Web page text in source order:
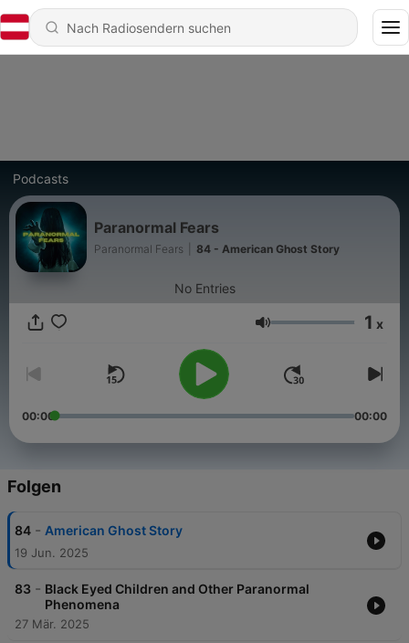
Podcasts
Paranormal Fears
Paranormal Fears 84 - American Ghost Story
No Entries
Lautstärke 1 x
00:00 00:00
Folgen
84 - American Ghost Story
19 Jun. 2025
83 - Black Eyed Children and Other Paranormal
Phenomena
27 Mär. 2025